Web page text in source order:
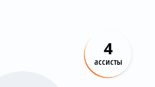
4
ассисты